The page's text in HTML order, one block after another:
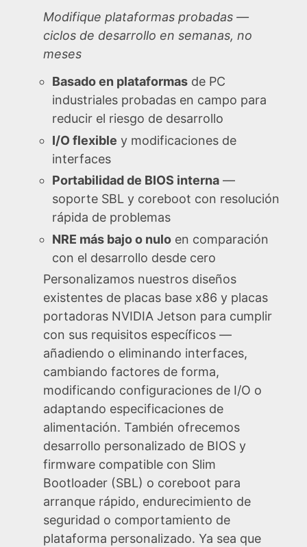
Modifique plataformas probadas —
ciclos de desarrollo en semanas, no
meses
Basado en plataformasde PC
industriales probadas en campo para
reducir el riesgo de desarrollo
I/O flexible y modificaciones de
interfaces
Portabilidad de BIOS interna—
soporte SBL y coreboot con resolución
rápida de problemas
NRE más bajo o nuloen comparación
con el desarrollo desde cero
Personalizamos nuestros diseños
existentes de placas base x86 y placas
portadoras NVIDIA Jetson para cumplir
con sus requisitos específicos —
añadiendo o eliminando interfaces,
cambiando factores de forma,
modificando configuraciones de I/O o
adaptando especificaciones de
alimentación. También ofrecemos
desarrollo personalizado de BIOS y
firmware compatible con Slim
Bootloader (SBL) o coreboot para
arranque rápido, endurecimiento de
seguridad o comportamiento de
plataforma personalizado. Ya sea que